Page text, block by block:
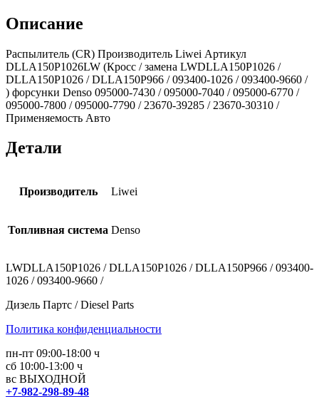
Описание
Распылитель (CR) Производитель Liwei Артикул
DLLA150P1026LW (Кросс / замена LWDLLA150P1026 /
DLLA150P1026 / DLLA150P966 / 093400-1026 / 093400-9660 /
) форсунки Denso 095000-7430 / 095000-7040 / 095000-6770 /
095000-7800 / 095000-7790 / 23670-39285 / 23670-30310 /
Применяемость Авто
Детали
Производитель Liwei
Топливная система Denso
LWDLLA150P1026 / DLLA150P1026 / DLLA150P966 / 093400-
1026 / 093400-9660 /
Дизель Партс / Diesel Parts
Политика конфиденциальности
пн-пт 09:00-18:00 ч
сб 10:00-13:00 ч
вс ВЫХОДНОЙ
+7-982-298-89-48